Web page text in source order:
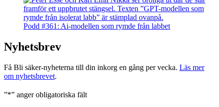
Podd #361: Ai-modellen som rymde från labbet
Nyhetsbrev
Få Bli säker-nyheterna till din inkorg en gång per vecka. Läs mer
om nyhetsbrevet.
”*” anger obligatoriska fält